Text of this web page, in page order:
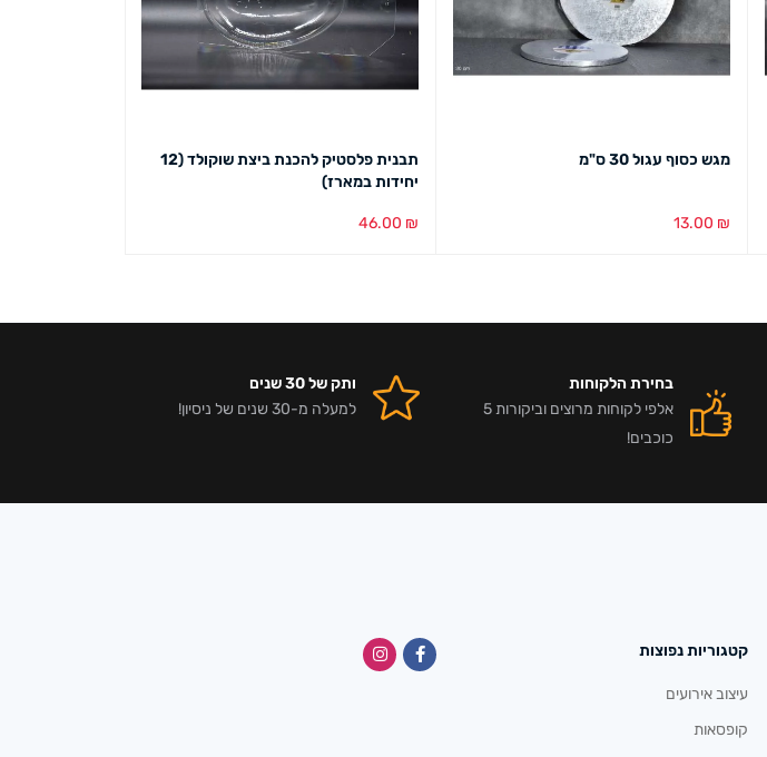
מגש כסוף עגול 30 ס"מ
13.00 ₪
תבנית פלסטיק להכנת ביצת שוקולד (12
יחידות במארז)
46.00 ₪
בחירת הלקוחות
אלפי לקוחות מרוצים וביקורות 5
כוכבים!
ותק של 30 שנים
למעלה מ-30 שנים של ניסיון!
קטגוריות נפוצות
עיצוב אירועים
קופסאות